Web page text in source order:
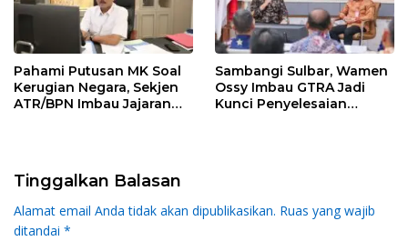
Pahami Putusan MK Soal
Kerugian Negara, Sekjen
ATR/BPN Imbau Jajaran
Sambangi Sulbar, Wamen
Ossy Imbau GTRA Jadi
Kunci Penyelesaian
Tinggalkan Balasan
Alamat email Anda tidak akan dipublikasikan. Ruas yang wajib
ditandai *